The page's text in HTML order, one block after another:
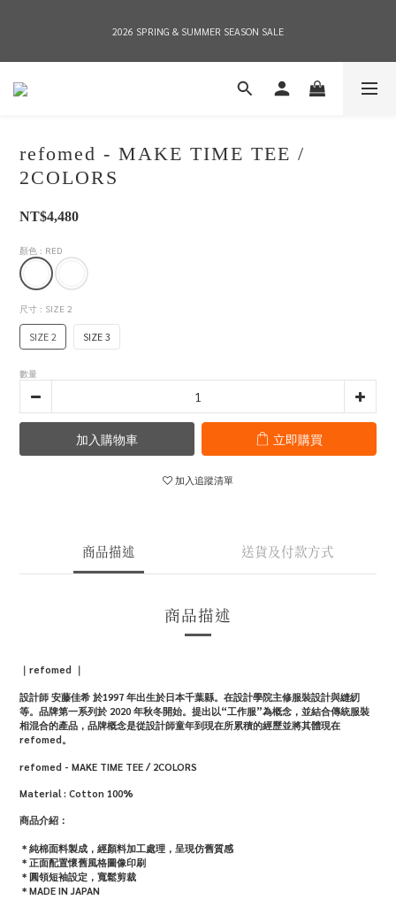
2026 SPRING & SUMMER SEASON SALE
2026 SPRING & SUMMER SEASON SALE
全店消費滿NT$8,000 享有7-11店到店免運費，NT$10,000店到店與宅配到府免運費
2026 SPRING & SUMMER SEASON SALE
refomed - MAKE TIME TEE /
2COLORS
NT$4,480
顏色 : RED
尺寸 : SIZE 2
SIZE 2 SIZE 3
數量
加入購物車 立即購買
加入追蹤清單
商品描述 送貨及付款方式
商品描述
｜ refomed ｜
設計師 安藤佳希 於1997 年出生於日本千葉縣。在設計學院主修服裝設計與縫紉
等。品牌第一系列於 2020 年秋冬開始。提出以“工作服”為概念，並結合傳統服裝
相混合的產品，品牌概念是從設計師童年到現在所累積的經歷並將其體現在
refomed。
refomed - MAKE TIME TEE / 2COLORS
Material : Cotton 100%
商品介紹：
＊純棉面料製成，經顏料加工處理，呈現仿舊質感
＊正面配置懷舊風格圖像印刷
＊圓領短袖設定，寬鬆剪裁
＊MADE IN JAPAN